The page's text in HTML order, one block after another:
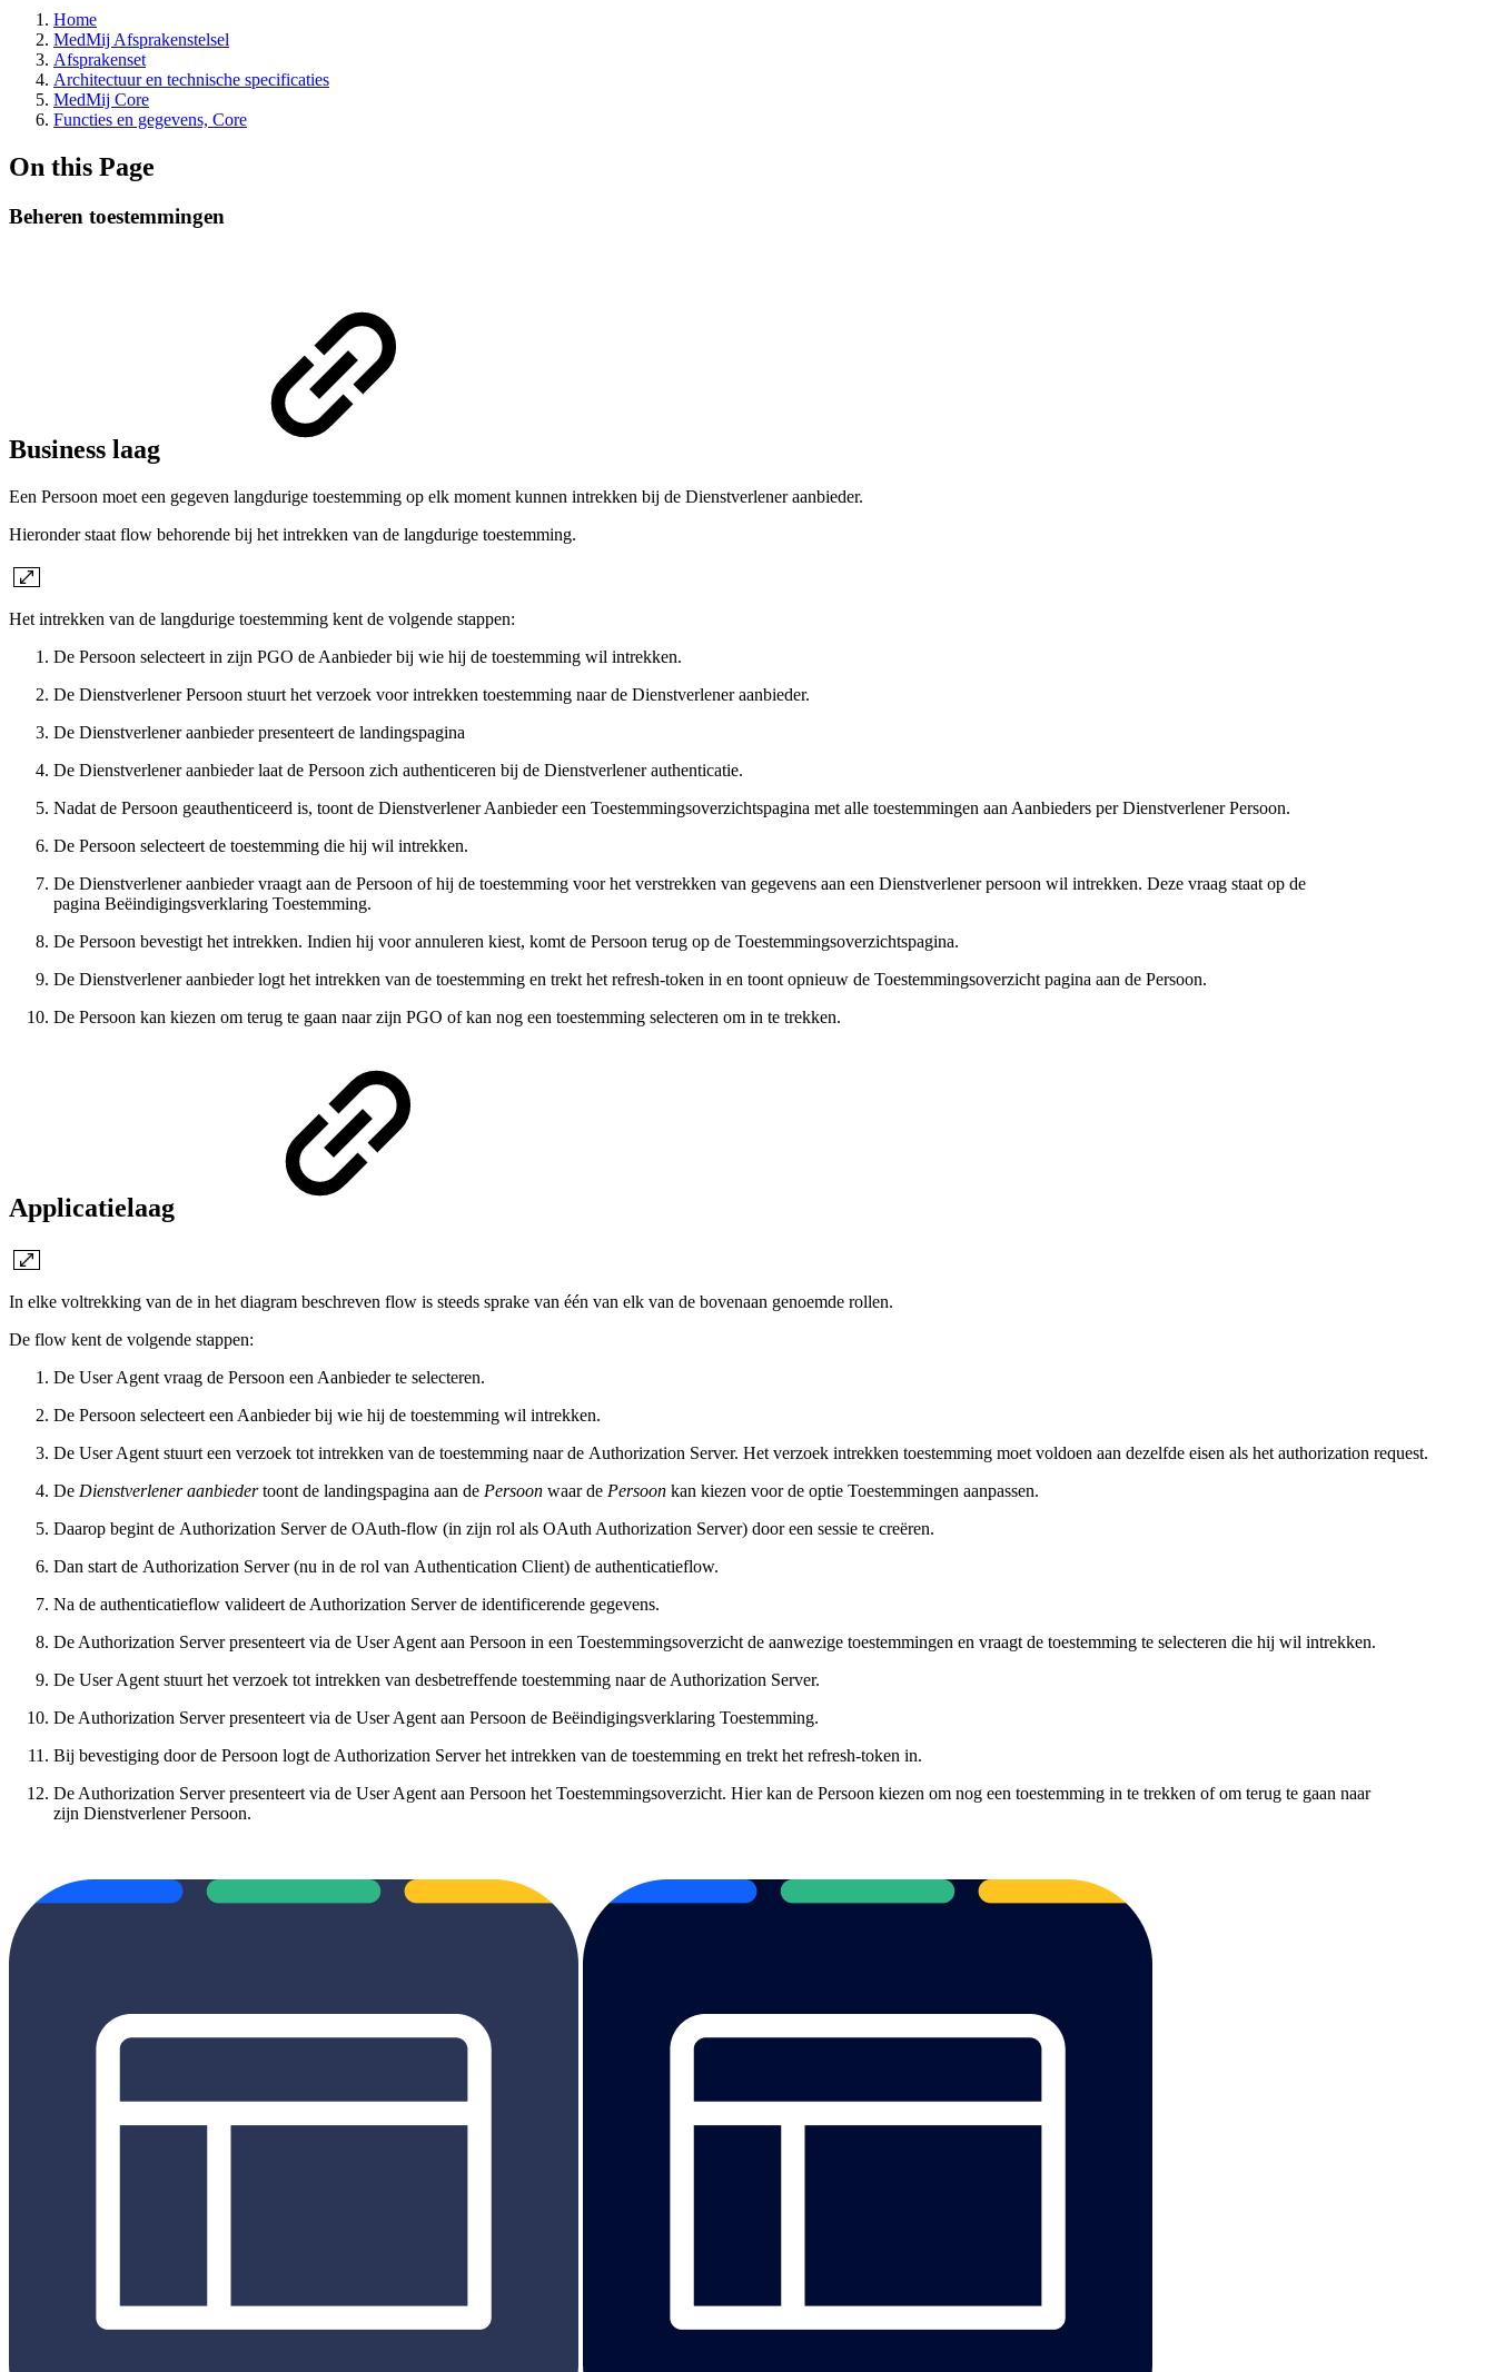
Home
MedMij Afsprakenstelsel
Afsprakenset
Architectuur en technische specificaties
MedMij Core
Functies en gegevens, Core
On this Page
Beheren toestemmingen
Business laag
Een Persoon moet een gegeven langdurige toestemming op elk moment kunnen intrekken bij de Dienstverlener aanbieder.
Hieronder staat flow behorende bij het intrekken van de langdurige toestemming.
Het intrekken van de langdurige toestemming kent de volgende stappen:
De Persoon selecteert in zijn PGO de Aanbieder bij wie hij de toestemming wil intrekken.
De Dienstverlener Persoon stuurt het verzoek voor intrekken toestemming naar de Dienstverlener aanbieder.
De Dienstverlener aanbieder presenteert de landingspagina
De Dienstverlener aanbieder laat de Persoon zich authenticeren bij de Dienstverlener authenticatie.
Nadat de Persoon geauthenticeerd is, toont de Dienstverlener Aanbieder een Toestemmingsoverzichtspagina met alle toestemmingen aan Aanbieders per Dienstverlener Persoon.
De Persoon selecteert de toestemming die hij wil intrekken.
De Dienstverlener aanbieder vraagt aan de Persoon of hij de toestemming voor het verstrekken van gegevens aan een Dienstverlener persoon wil intrekken. Deze vraag staat op de
pagina Beëindigingsverklaring Toestemming.
De Persoon bevestigt het intrekken. Indien hij voor annuleren kiest, komt de Persoon terug op de Toestemmingsoverzichtspagina.
De Dienstverlener aanbieder logt het intrekken van de toestemming en trekt het refresh-token in en toont opnieuw de Toestemmingsoverzicht pagina aan de Persoon.
De Persoon kan kiezen om terug te gaan naar zijn PGO of kan nog een toestemming selecteren om in te trekken.
Applicatielaag
In elke voltrekking van de in het diagram beschreven flow is steeds sprake van één van elk van de bovenaan genoemde rollen.
De flow kent de volgende stappen:
De User Agent vraag de Persoon een Aanbieder te selecteren.
De Persoon selecteert een Aanbieder bij wie hij de toestemming wil intrekken.
De User Agent stuurt een verzoek tot intrekken van de toestemming naar de Authorization Server. Het verzoek intrekken toestemming moet voldoen aan dezelfde eisen als het authorization request.
De Dienstverlener aanbiedertoont de landingspagina aan de Persoon waar de Persoon kan kiezen voor de optie Toestemmingen aanpassen.
Daarop begint de Authorization Server de OAuth-flow (in zijn rol als OAuth Authorization Server) door een sessie te creëren.
Dan start de Authorization Server (nu in de rol van Authentication Client) de authenticatieflow.
Na de authenticatieflow valideert de Authorization Server de identificerende gegevens.
De Authorization Server presenteert via de User Agent aan Persoon in een Toestemmingsoverzicht de aanwezige toestemmingen en vraagt de toestemming te selecteren die hij wil intrekken.
De User Agent stuurt het verzoek tot intrekken van desbetreffende toestemming naar de Authorization Server.
De Authorization Server presenteert via de User Agent aan Persoon de Beëindigingsverklaring Toestemming.
Bij bevestiging door de Persoon logt de Authorization Server het intrekken van de toestemming en trekt het refresh-token in.
De Authorization Server presenteert via de User Agent aan Persoon het Toestemmingsoverzicht. Hier kan de Persoon kiezen om nog een toestemming in te trekken of om terug te gaan naar
zijn Dienstverlener Persoon.